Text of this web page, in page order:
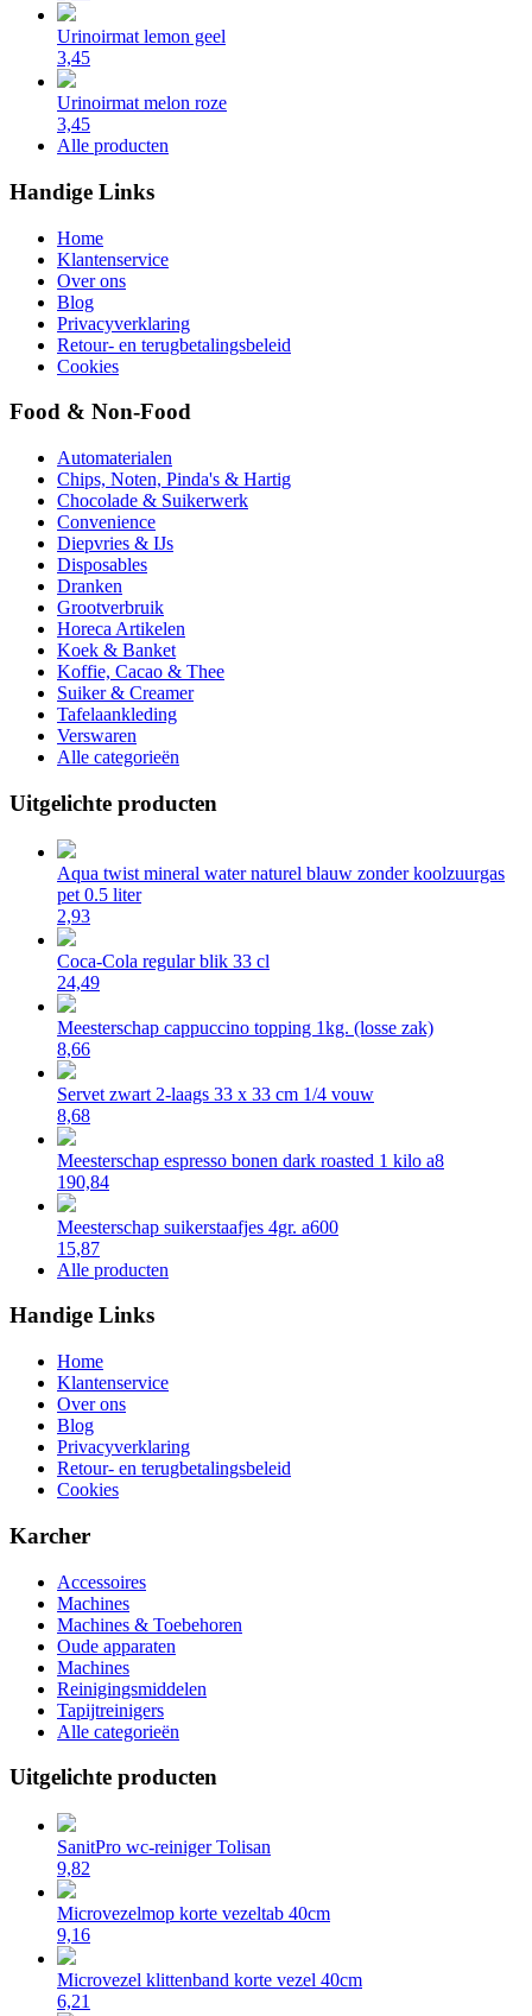
Urinoirmat lemon geel
3,45
Urinoirmat melon roze
3,45
Alle producten
Handige Links
Home
Klantenservice
Over ons
Blog
Privacyverklaring
Retour- en terugbetalingsbeleid
Cookies
Food & Non-Food
Automaterialen
Chips, Noten, Pinda's & Hartig
Chocolade & Suikerwerk
Convenience
Diepvries & IJs
Disposables
Dranken
Grootverbruik
Horeca Artikelen
Koek & Banket
Koffie, Cacao & Thee
Suiker & Creamer
Tafelaankleding
Verswaren
Alle categorieën
Uitgelichte producten
Aqua twist mineral water naturel blauw zonder koolzuurgas
pet 0.5 liter
2,93
Coca-Cola regular blik 33 cl
24,49
Meesterschap cappuccino topping 1kg. (losse zak)
8,66
Servet zwart 2-laags 33 x 33 cm 1/4 vouw
8,68
Meesterschap espresso bonen dark roasted 1 kilo a8
190,84
Meesterschap suikerstaafjes 4gr. a600
15,87
Alle producten
Handige Links
Home
Klantenservice
Over ons
Blog
Privacyverklaring
Retour- en terugbetalingsbeleid
Cookies
Karcher
Accessoires
Machines
Machines & Toebehoren
Oude apparaten
Machines
Reinigingsmiddelen
Tapijtreinigers
Alle categorieën
Uitgelichte producten
SanitPro wc-reiniger Tolisan
9,82
Microvezelmop korte vezeltab 40cm
9,16
Microvezel klittenband korte vezel 40cm
6,21